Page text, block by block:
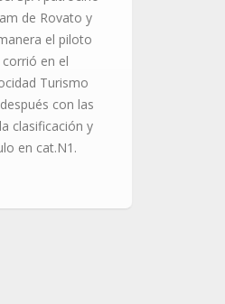
de Rovato y
el piloto
en el
Turismo
con las
clasificación y
en cat.N1.